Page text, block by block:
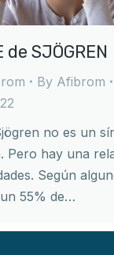
de SJÖGREN
By Afibrom
no es un
Pero hay una
Según
55% de…